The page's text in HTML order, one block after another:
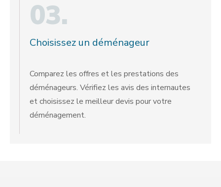
03.
Choisissez un déménageur
Comparez les offres et les prestations des
déménageurs. Vérifiez les avis des internautes
et choisissez le meilleur devis pour votre
déménagement.